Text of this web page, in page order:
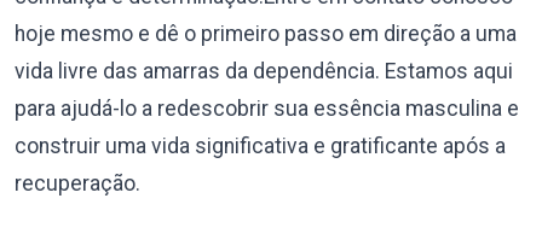
hoje mesmo e dê o primeiro passo em direção a uma
vida livre das amarras da dependência. Estamos aqui
para ajudá-lo a redescobrir sua essência masculina e
construir uma vida significativa e gratificante após a
recuperação.